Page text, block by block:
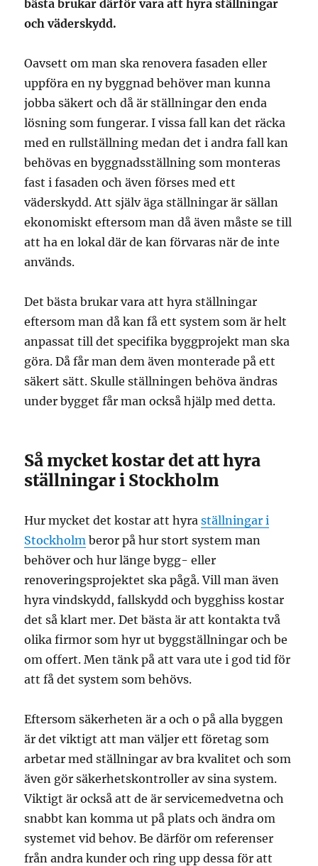
bästa brukar därför vara att hyra ställningar
och väderskydd.
Oavsett om man ska renovera fasaden eller
uppföra en ny byggnad behöver man kunna
jobba säkert och då är ställningar den enda
lösning som fungerar. I vissa fall kan det räcka
med en rullställning medan det i andra fall kan
behövas en byggnadsställning som monteras
fast i fasaden och även förses med ett
väderskydd. Att själv äga ställningar är sällan
ekonomiskt eftersom man då även måste se till
att ha en lokal där de kan förvaras när de inte
används.
Det bästa brukar vara att hyra ställningar
eftersom man då kan få ett system som är helt
anpassat till det specifika byggprojekt man ska
göra. Då får man dem även monterade på ett
säkert sätt. Skulle ställningen behöva ändras
under bygget får man också hjälp med detta.
Så mycket kostar det att hyra
ställningar i Stockholm
Hur mycket det kostar att hyraställningar i
Stockholm beror på hur stort system man
behöver och hur länge bygg- eller
renoveringsprojektet ska pågå. Vill man även
hyra vindskydd, fallskydd och bygghiss kostar
det så klart mer. Det bästa är att kontakta två
olika firmor som hyr ut byggställningar och be
om offert. Men tänk på att vara ute i god tid för
att få det system som behövs.
Eftersom säkerheten är a och o på alla byggen
är det viktigt att man väljer ett företag som
arbetar med ställningar av bra kvalitet och som
även gör säkerhetskontroller av sina system.
Viktigt är också att de är servicemedvetna och
snabbt kan komma ut på plats och ändra om
systemet vid behov. Be därför om referenser
från andra kunder och ring upp dessa för att